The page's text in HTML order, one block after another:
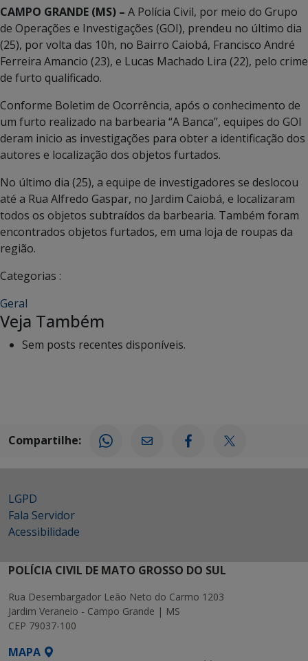
CAMPO GRANDE (MS) – A Polícia Civil, por meio do Grupo
de Operações e Investigações (GOI), prendeu no último dia
(25), por volta das 10h, no Bairro Caiobá, Francisco André
Ferreira Amancio (23), e Lucas Machado Lira (22), pelo crime
de furto qualificado.
Conforme Boletim de Ocorrência, após o conhecimento de
um furto realizado na barbearia “A Banca”, equipes do GOI
deram inicio as investigações para obter a identificação dos
autores e localização dos objetos furtados.
No último dia (25), a equipe de investigadores se deslocou
até a Rua Alfredo Gaspar, no Jardim Caiobá, e localizaram
todos os objetos subtraídos da barbearia. Também foram
encontrados objetos furtados, em uma loja de roupas da
região.
Categorias :
Geral
Veja Também
Sem posts recentes disponíveis.
Compartilhe:
LGPD
Fala Servidor
Acessibilidade
POLÍCIA CIVIL DE MATO GROSSO DO SUL
Rua Desembargador Leão Neto do Carmo 1203
Jardim Veraneio - Campo Grande | MS
CEP 79037-100
MAPA